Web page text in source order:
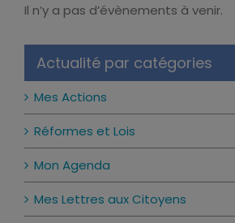
Notice
Il n’y a pas d’évènements à venir.
Actualité par catégories
Mes Actions
Réformes et Lois
Mon Agenda
Mes Lettres aux Citoyens